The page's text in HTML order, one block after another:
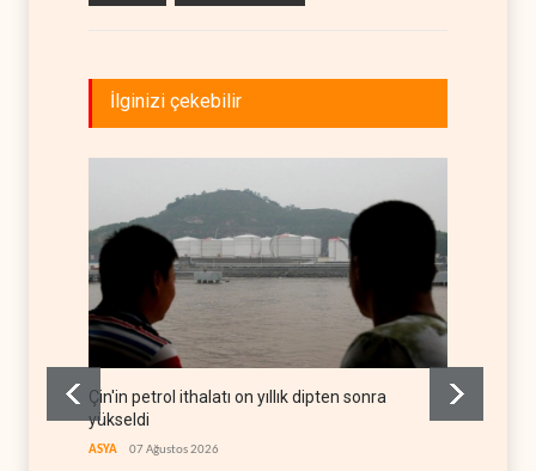
İlginizi çekebilir
Çin'in petrol ithalatı on yıllık dipten sonra
yükseldi
ASYA 07 Ağustos 2026